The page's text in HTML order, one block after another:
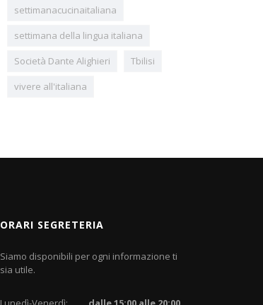
settimanacucinaitaliana
settimana della lingua italiana
Società Dante Alighieri
Tbilisi
vivere all'italiana
ORARI SEGRETERIA
Siamo disponibili per ogni informazione ti
sia utile.